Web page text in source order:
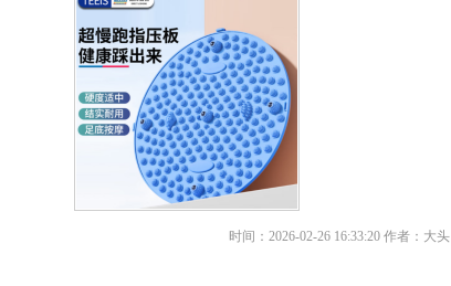
时间：2026-02-26 16:33:20 作者：大头